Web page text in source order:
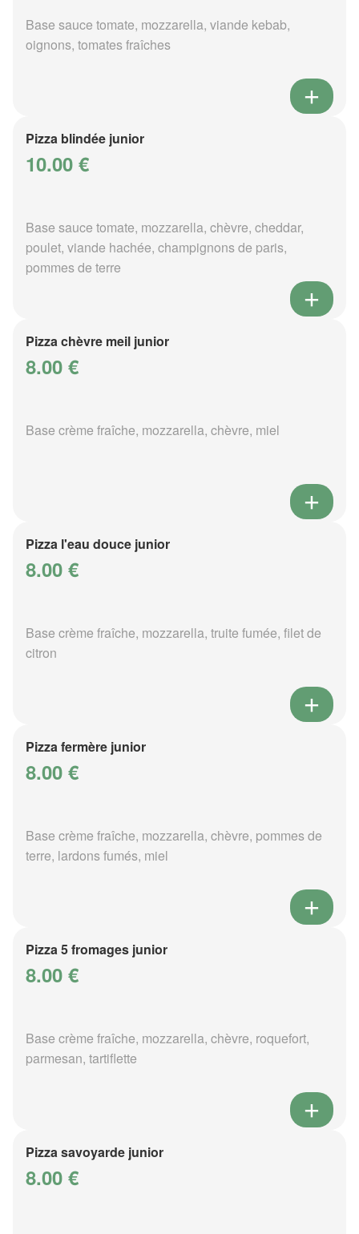
Base sauce tomate, mozzarella, viande kebab,
oignons, tomates fraîches
Pizza blindée junior
10.00 €
Base sauce tomate, mozzarella, chèvre, cheddar,
poulet, viande hachée, champignons de paris,
pommes de terre
Pizza chèvre meil junior
8.00 €
Base crème fraîche, mozzarella, chèvre, miel
Pizza l'eau douce junior
8.00 €
Base crème fraîche, mozzarella, truite fumée, filet de
citron
Pizza fermère junior
8.00 €
Base crème fraîche, mozzarella, chèvre, pommes de
terre, lardons fumés, miel
Pizza 5 fromages junior
8.00 €
Base crème fraîche, mozzarella, chèvre, roquefort,
parmesan, tartiflette
Pizza savoyarde junior
8.00 €